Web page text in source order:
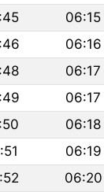
06:15
06:16
06:17
06:17
06:18
06:19
06:20